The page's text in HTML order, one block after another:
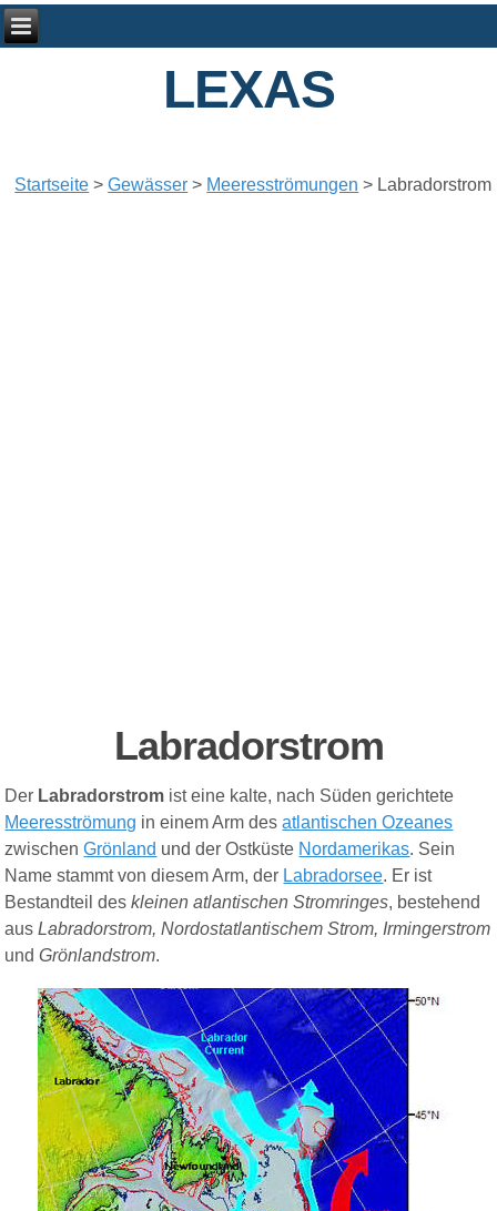
LEXAS
Startseite >Gewässer > Meeresströmungen > Labradorstrom
Labradorstrom
Der Labradorstrom ist eine kalte, nach Süden gerichtete
Meeresströmung in einem Arm desatlantischen Ozeanes
zwischenGrönland und der Ostküste Nordamerikas. Sein
Name stammt von diesem Arm, der Labradorsee. Er ist
Bestandteil deskleinen atlantischen Stromringes, bestehend
ausLabradorstrom, Nordostatlantischem Strom, Irmingerstrom
undGrönlandstrom.